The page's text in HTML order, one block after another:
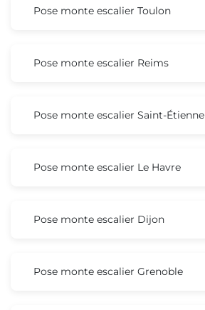
Pose monte escalier Toulon
Pose monte escalier Reims
Pose monte escalier Saint-Étienne
Pose monte escalier Le Havre
Pose monte escalier Dijon
Pose monte escalier Grenoble